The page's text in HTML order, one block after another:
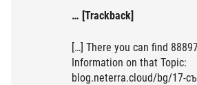
… [Trackback]
[…] There you can find
Information on that Topic:
blog.neterra.cloud/bg/17-